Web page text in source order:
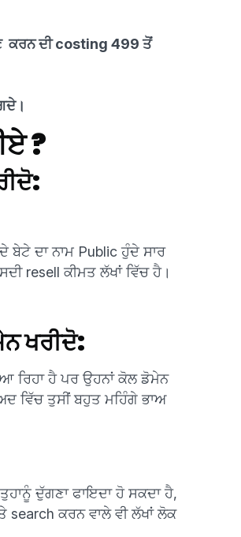
ਕਰਨ ਦੀ costing 499 ਤੋਂ
?
ਬੇਟੇ ਦਾ ਨਾਮ Public ਹੁੰਦੇ ਸਾਰ
resell ਕੀਮਤ ਲੱਖਾਂ ਵਿੱਚ ਹੈ।
ਖਰੀਦੋ:
ਆ ਰਿਹਾ ਹੈ ਪਰ ਉਹਨਾਂ ਕੋਲ ਡੋਮੇਨ
ਵਿੱਚ ਤੁਸੀਂ ਬਹੁਤ ਮਹਿੰਗੇ ਭਾਅ
ਦੁੱਗਣਾ ਫਾਇਦਾ ਹੋ ਸਕਦਾ ਹੈ,
search ਕਰਨ ਵਾਲੇ ਵੀ ਲੱਖਾਂ ਲੋਕ